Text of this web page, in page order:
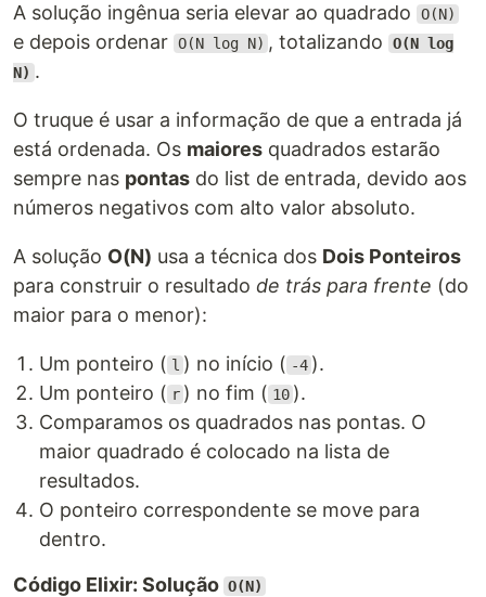
A solução ingênua seria elevar ao quadrado O(N)
e depois ordenar O(N log N) , totalizando O(N log
N) .
O truque é usar a informação de que a entrada já
está ordenada. Os maiores quadrados estarão
sempre nas pontas do list de entrada, devido aos
números negativos com alto valor absoluto.
A solução O(N) usa a técnica dos Dois Ponteiros
para construir o resultado de trás para frente (do
maior para o menor):
Um ponteiro ( l ) no início ( -4 ).
Um ponteiro ( r ) no fim ( 10 ).
Comparamos os quadrados nas pontas. O
maior quadrado é colocado na lista de
resultados.
O ponteiro correspondente se move para
dentro.
Código Elixir: Solução O(N)